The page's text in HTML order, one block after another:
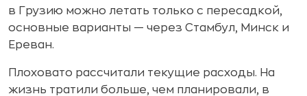
в Грузию можно летать только с пересадкой,
основные варианты — через Стамбул, Минск и
Ереван.
Плоховато рассчитали текущие расходы. На
жизнь тратили больше, чем планировали, в